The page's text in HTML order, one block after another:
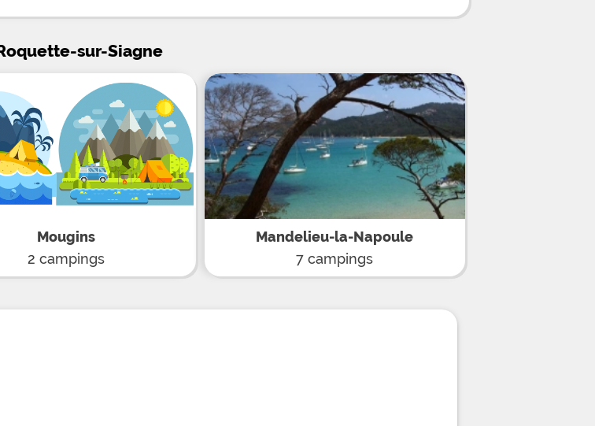
une pataugeoire en plein air entourées de transats, des
baby-foot et un espace d'activités destinés aux jeunes.
Vous pourrez également participer aux cours d'aquagym,
aux tournois sportifs et aux soirées à thème organisés en
toute convivialité par l'équipe du camping. Enfin
concernant vos repas, vous trouverez sur place une
pizzeria à la carte variée, un snack-bar ainsi qu'un service
de petit-déjeuner. Au départ de camping familial à l'accueil
chaleureux, visitez Cannes (8 km) pour son incontournable
Croisette et ses îles de Lérins, découvrez Grasse et ses
multiples parfumeries (10 km) ou partez en randonnées en
tout genre au coeur du Massif de l'Estérel et de ses
calanques sauvages (15
sur-Siagne
Mougins
2 campings
Mandelieu-la-Napoule
7 campings